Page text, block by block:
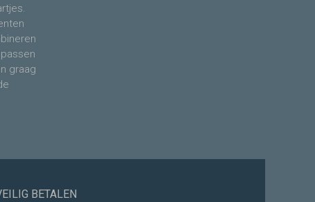
graag
BETALEN